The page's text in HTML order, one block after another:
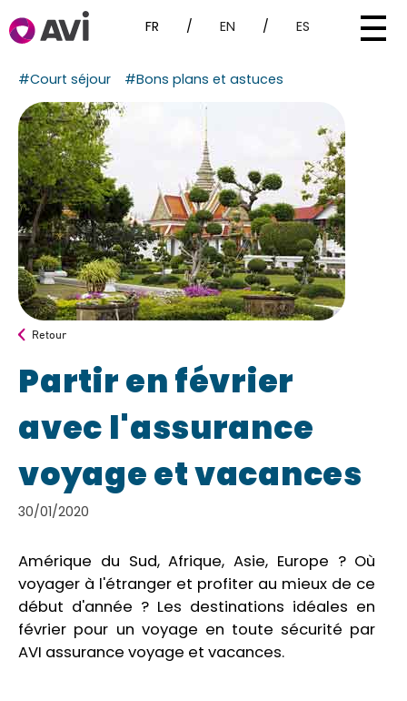
FR / EN / ES
#Court séjour #Bons plans et astuces
Retour
Partir en février
avec l'assurance
voyage et vacances
30/01/2020
Amérique du Sud, Afrique, Asie, Europe ? Où
voyager à l'étranger et profiter au mieux de ce
début d'année ? Les destinations idéales en
février pour un voyage en toute sécurité par
AVI assurance voyage et vacances.